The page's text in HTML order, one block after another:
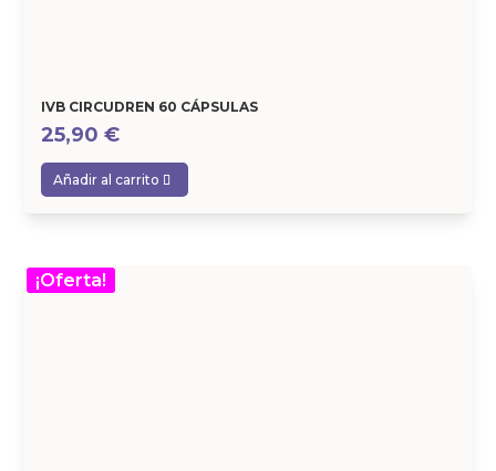
IVB CIRCUDREN 60 CÁPSULAS
25,90€
Añadir al carrito
¡Oferta!